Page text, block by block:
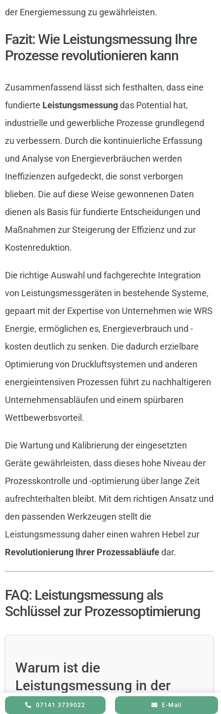
der Energiemessung zu gewährleisten.
Fazit: Wie Leistungsmessung Ihre
Prozesse revolutionieren kann
Zusammenfassend lässt sich festhalten, dass eine
fundierte Leistungsmessungdas Potential hat,
industrielle und gewerbliche Prozesse grundlegend
zu verbessern. Durch die kontinuierliche Erfassung
und Analyse von Energieverbräuchen werden
Ineffizienzen aufgedeckt, die sonst verborgen
blieben. Die auf diese Weise gewonnenen Daten
dienen als Basis für fundierte Entscheidungen und
Maßnahmen zur Steigerung der Effizienz und zur
Kostenreduktion.
Die richtige Auswahl und fachgerechte Integration
von Leistungsmessgeräten in bestehende Systeme,
gepaart mit der Expertise von Unternehmen wie WRS
Energie, ermöglichen es, Energieverbrauch und -
kosten deutlich zu senken. Die dadurch erzielbare
Optimierung von Druckluftsystemen und anderen
energieintensiven Prozessen führt zu nachhaltigeren
Unternehmensabläufen und einem spürbaren
Wettbewerbsvorteil.
Die Wartung und Kalibrierung der eingesetzten
Geräte gewährleisten, dass dieses hohe Niveau der
Prozesskontrolle und -optimierung über lange Zeit
aufrechterhalten bleibt. Mit dem richtigen Ansatz und
den passenden Werkzeugen stellt die
Leistungsmessung daher einen wahren Hebel zur
Revolutionierung Ihrer Prozessabläufedar.
FAQ: Leistungsmessung als
Schlüssel zur Prozessoptimierung
Warum ist die
Leistungsmessung in der
Industrie so wichtig?
07141 3739022 E-Mail